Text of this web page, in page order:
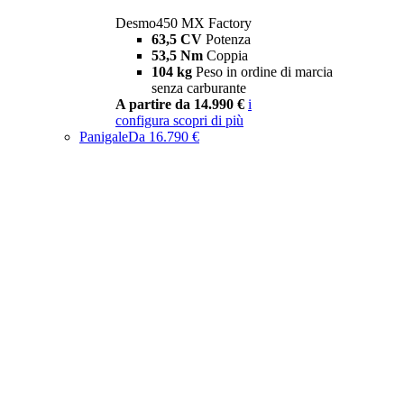
Desmo450 MX Factory
63,5 CV Potenza
53,5 Nm Coppia
104 kg Peso in ordine di marcia
senza carburante
A partire da 14.990 € i
configura scopri di più
PanigaleDa 16.790 €